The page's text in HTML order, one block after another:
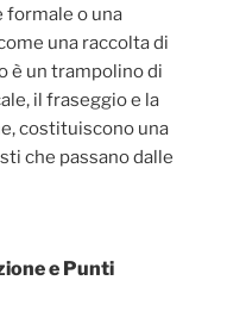
formale o una
una raccolta di
è un trampolino di
il fraseggio e la
costituiscono una
che passano dalle
e Punti